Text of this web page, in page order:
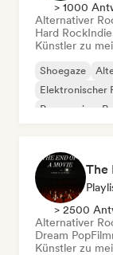
> 1000
Alternativer
Hard Rock
Künstler zu
Shoegaze
Elektronischer
Progressiver
> 2500
Alternativer
Dream Pop
Künstler zu